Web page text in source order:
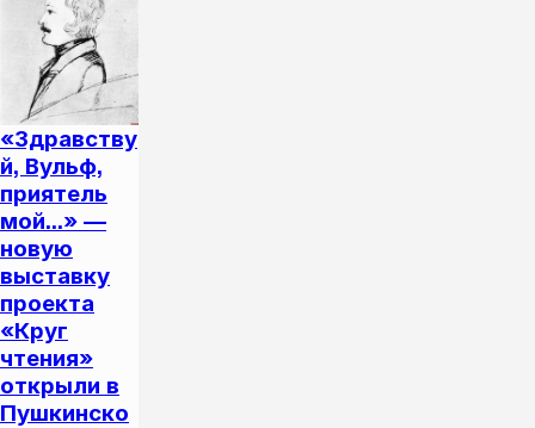
«Здравству
й, Вульф,
приятель
мой...» —
новую
выставку
проекта
«Круг
чтения»
открыли в
Пушкинско